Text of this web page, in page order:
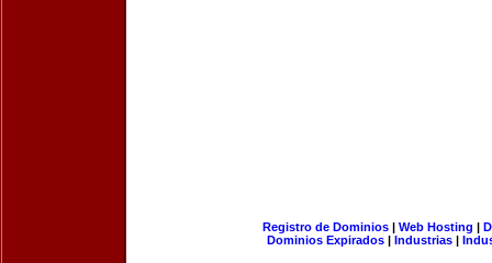
Registro de Dominios| Web Hosting |
Dominios Expirados | Industrias |